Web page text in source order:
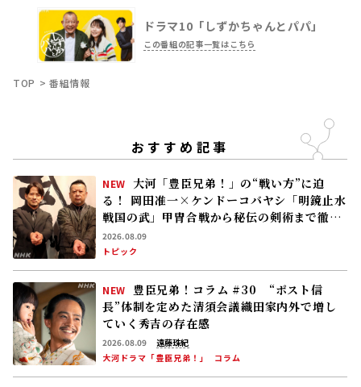
ドラマ10「しずかちゃんとパパ」
この番組の記事一覧はこちら
TOP 番組情報
おすすめ記事
NEW 大河「豊臣兄弟！」の“戦い方”に迫
る！―― 岡田准一×ケンドーコバヤシ「明鏡止水
戦国の武」甲冑合戦から秘伝の剣術まで徹底
解剖
2026.08.09
トピック
NEW
豊臣兄弟！コラム #30 “ポスト信
長”体制を定めた清須会議――織田家内外で増し
ていく秀吉の存在感
2026.08.09
遠藤珠紀
大河ドラマ「豊臣兄弟！」
コラム